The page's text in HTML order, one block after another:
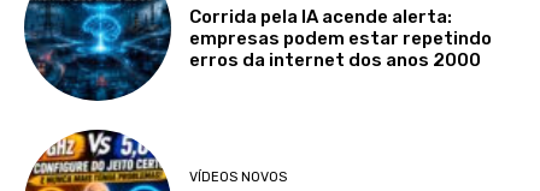
Corrida pela IA acende alerta:
empresas podem estar repetindo
erros da internet dos anos 2000
VÍDEOS NOVOS